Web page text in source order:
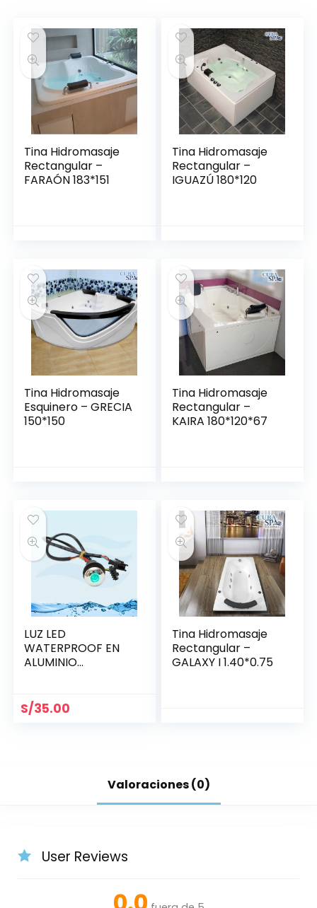
Tina Hidromasaje
Rectangular –
FARAÓN 183*151
Tina Hidromasaje
Rectangular –
IGUAZÚ 180*120
Tina Hidromasaje
Esquinero – GRECIA
150*150
Tina Hidromasaje
Rectangular –
KAIRA 180*120*67
LUZ LED
WATERPROOF EN
ALUMINIO
S/35.00
Tina Hidromasaje
Rectangular –
GALAXY I 1.40*0.75
Valoraciones (0)
User Reviews